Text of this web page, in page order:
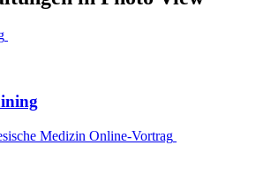
Medizin Online-Vortrag